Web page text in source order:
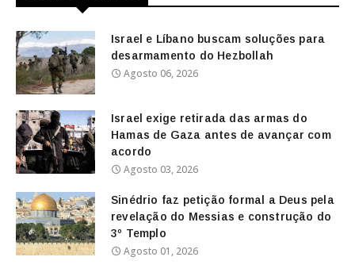
Israel e Líbano buscam soluções para
desarmamento do Hezbollah
Agosto 06, 2026
Israel exige retirada das armas do
Hamas de Gaza antes de avançar com
acordo
Agosto 03, 2026
Sinédrio faz petição formal a Deus pela
revelação do Messias e construção do
3º Templo
Agosto 01, 2026